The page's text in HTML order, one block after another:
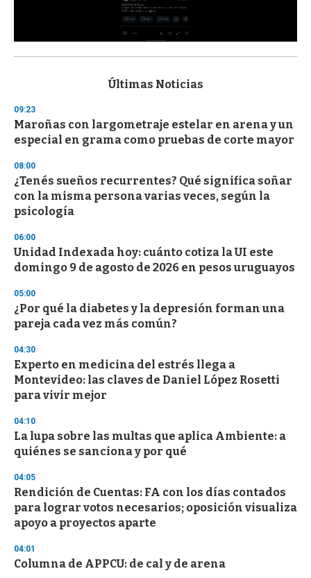
s
d
s
o
f
3
s
e
c
o
d
s
Últimas Noticias
09:23
Maroñas con largometraje estelar en arena y un
especial en grama como pruebas de corte mayor
08:00
¿Tenés sueños recurrentes? Qué significa soñar
con la misma persona varias veces, según la
psicología
06:00
Unidad Indexada hoy: cuánto cotiza la UI este
domingo 9 de agosto de 2026 en pesos uruguayos
05:00
¿Por qué la diabetes y la depresión forman una
pareja cada vez más común?
04:30
Experto en medicina del estrés llega a
Montevideo: las claves de Daniel López Rosetti
para vivir mejor
04:10
La lupa sobre las multas que aplica Ambiente: a
quiénes se sanciona y por qué
04:05
Rendición de Cuentas: FA con los días contados
para lograr votos necesarios; oposición visualiza
apoyo a proyectos aparte
04:01
Columna de APPCU: de cal y de arena